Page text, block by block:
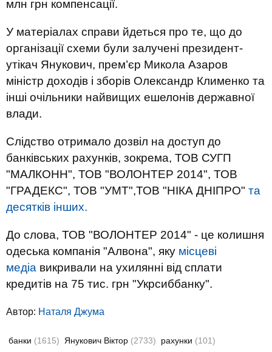
млн грн компенсації.
У матеріалах справи йдеться про те, що до
організації схеми були залучені президент-
утікач Янукович, прем’єр Микола Азаров
міністр доходів і зборів Олександр Клименко та
інші очільники найвищих ешелонів державної
влади.
Слідство отримало дозвіл на доступ до
банківських рахунків, зокрема, ТОВ СУГП
"МАЛКОНН", ТОВ "ВОЛОНТЕР 2014", ТОВ
"ГРАДЕКС", ТОВ "УМТ",ТОВ "НІКА ДНІПРО" та
десятків інших.
До слова, ТОВ "ВОЛОНТЕР 2014" - це колишня
одеська компанія "Алвона", яку місцеві
медіа викривали на ухилянні від сплати
кредитів на 75 тис. грн "Укрсиббанку".
Автор: Наталя Джума
банки (1615) Янукович Віктор (2733) рахунки (101)